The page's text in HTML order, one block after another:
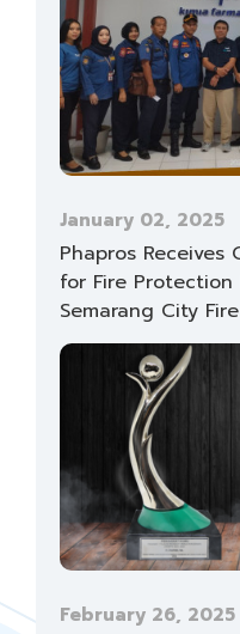
January 02, 2025
Phapros
for Fire
Semarang City
February 26, 2025